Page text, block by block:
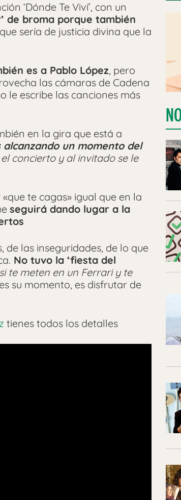
‘Dónde Te Viví’, con un
de broma porque también
sería de justicia divina que la
es a Pablo López, pero
las cámaras de Cadena
le escribe las canciones más
en la gira que está a
alcanzando un momento del
concierto y al invitado se le
te cagas» igual que en la
seguirá dando lugar a la
de las inseguridades, de lo que
No tuvo la ‘fiesta del
te meten en un Ferrari y te
su momento, es disfrutar de
tienes todos los detalles